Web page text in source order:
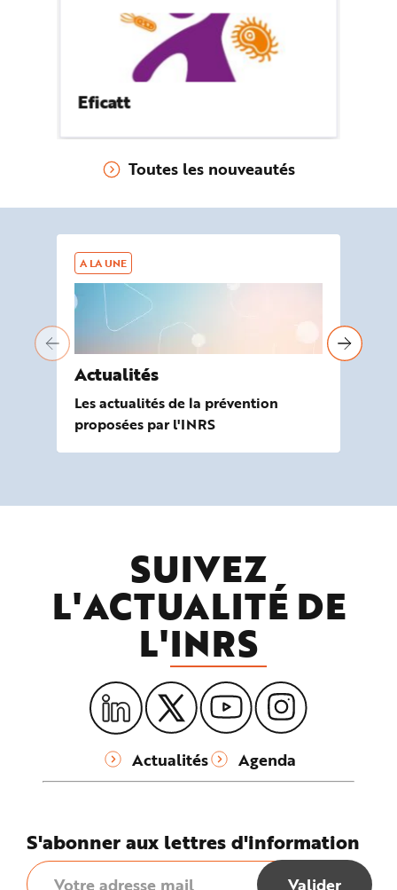
Eficatt
Toutes les nouveautés
A LA UNE
Actualités
Les actualités de la prévention
proposées par l'INRS
SUIVEZ
L'ACTUALITÉ DE
L'INRS
Actualités Agenda
S'abonner aux lettres d'information